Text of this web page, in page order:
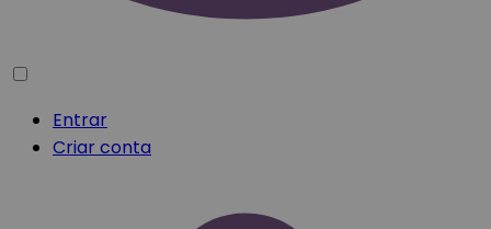
Entrar
Criar conta